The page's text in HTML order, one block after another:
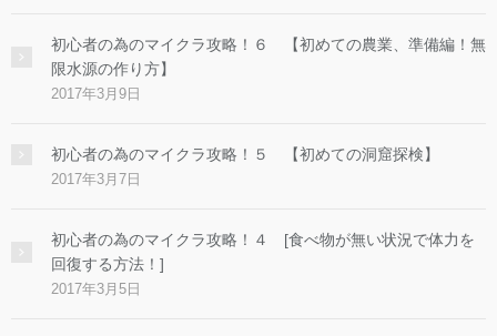
初心者の為のマイクラ攻略！６ 【初めての農業、準備編！無
限水源の作り方】
2017年3月9日
初心者の為のマイクラ攻略！５ 【初めての洞窟探検】
2017年3月7日
初心者の為のマイクラ攻略！４ [食べ物が無い状況で体力を
回復する方法！]
2017年3月5日